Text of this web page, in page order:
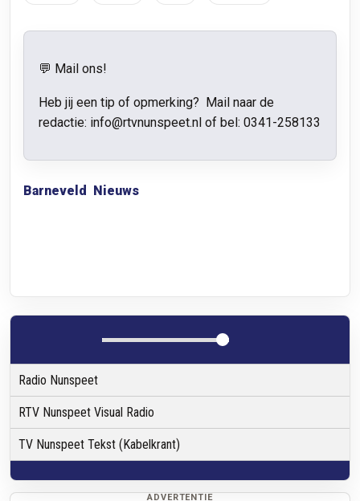
💬 Mail ons!
Heb jij een tip of opmerking? Mail naar de
redactie: info@rtvnunspeet.nl of bel: 0341-258133
Barneveld Nieuws
Radio Nunspeet
RTV Nunspeet Visual Radio
TV Nunspeet Tekst (Kabelkrant)
ADVERTENTIE